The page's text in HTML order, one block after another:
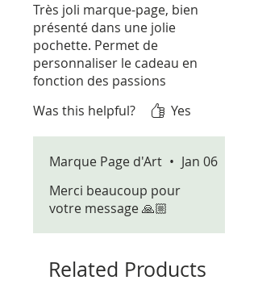
Très joli marque-page, bien
présenté dans une jolie
pochette. Permet de
personnaliser le cadeau en
fonction des passions
parfait. Livraison rapide.
Was this helpful? Yes
Marque Page d'Art • Jan 06
Merci beaucoup pour
votre message 🙏🏼
Related Products